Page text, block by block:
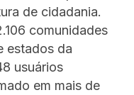
de cidadania.
comunidades
estados da
usuários
em mais de